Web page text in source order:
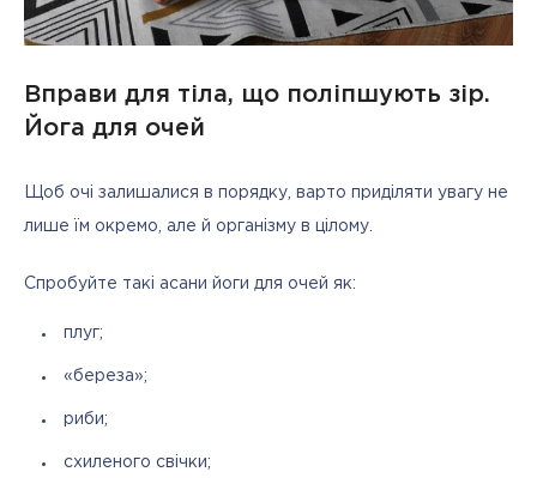
Вправи для тіла, що поліпшують зір.
Йога для очей
Щоб очі залишалися в порядку, варто приділяти увагу не
лише їм окремо, але й організму в цілому.
Спробуйте такі асани йоги для очей як:
плуг;
«береза»;
риби;
схиленого свічки;